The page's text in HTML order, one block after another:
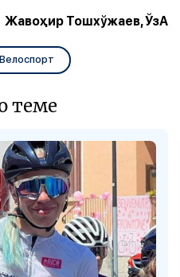
Жавоҳир Тошхўжаев, ЎзА
Велоспорт
теме